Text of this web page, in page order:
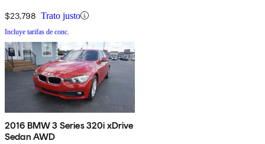
$23,798 Trato justo
Incluye tarifas de conc.
2016 BMW 3 Series 320i xDrive
Sedan AWD